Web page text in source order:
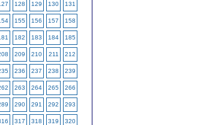
128 129 130 131
155 156 157 158
182 183 184 185
209 210 211 212
236 237 238 239
263 264 265 266
290 291 292 293
317 318 319 320